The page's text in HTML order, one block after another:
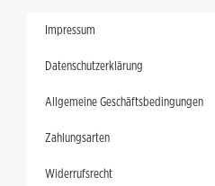
Impressum
Datenschutzerklärung
Allgemeine Geschäftsbedingungen
Zahlungsarten
Widerrufsrecht